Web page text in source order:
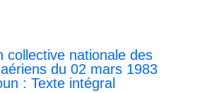
collective nationale des
du 02 mars 1983
: Texte intégral